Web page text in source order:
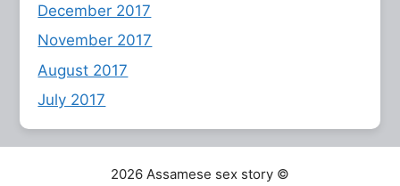
December 2017
November 2017
August 2017
July 2017
2026 Assamese sex story ©